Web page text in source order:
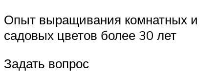
Опыт выращивания комнатных и
садовых цветов более 30 лет
Задать вопрос